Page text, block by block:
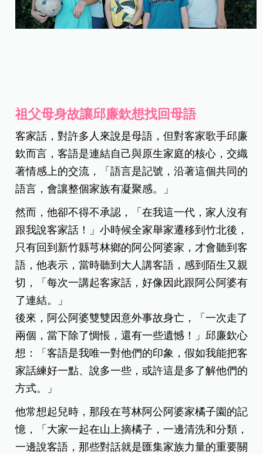
祖父母身故讓邱廉欽想找回母語
客家話，對許多人來說是母語，但對客家歌手邱廉
欽而言，客語是連結自己與原生家庭的核心，交織
著情感上的交流，「語言是記號，沿著這個共同的
語言，會讓整個家族有凝聚感。」
然而，他卻不得不承認，「在我這一代，家人沒有
跟我說客家話！」小時候全家舉家遷移到竹北後，
只有回到新竹縣芎林鄉的阿公阿婆家，才會聽到客
語，他表示，當時聽到大人講客語，感到陌生又親
切，「每次一講起客家話，好像因此跟阿公阿婆有
了連結。」
後來，阿公阿婆雙雙因意外事故身亡，「一次走了
兩個，當下除了惆悵，還有一些遺憾！」邱廉欽心
想：「客語是我唯一對他們的印象，假如我能把客
家話練好一點、說多一些，或許這是多了解他們的
方式。」
他常想起兒時，那段在芎林阿公阿婆家橘子園的記
憶，「大家一起在山上摘橘子，一邊清洗和分類，
一邊說客語，那些對話就是匯集家族力量的重要關